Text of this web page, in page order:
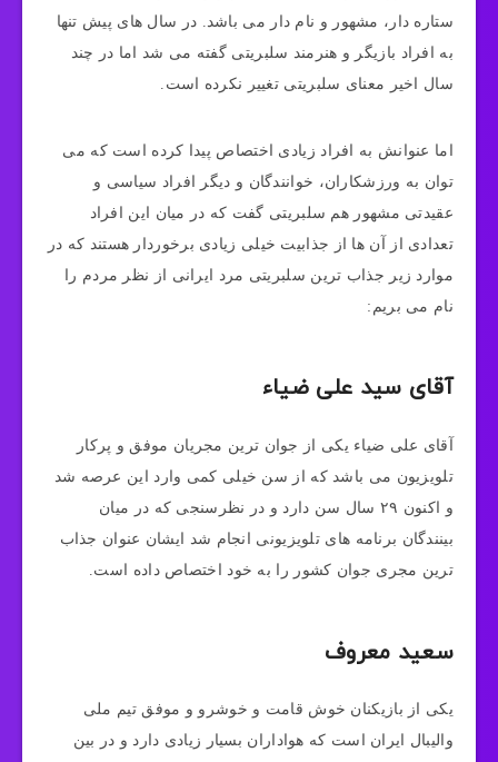
ستاره دار، مشهور و نام دار می باشد. در سال‌ های پیش تنها
به افراد بازیگر و هنرمند سلبریتی گفته می‌ شد اما در چند
سال اخیر معنای سلبریتی تغییر نکرده است.
اما عنوانش به افراد زیادی اختصاص پیدا کرده است که می
توان به ورزشکاران، خوانندگان و دیگر افراد سیاسی و
عقیدتی مشهور هم سلبریتی گفت که در میان این افراد
تعدادی از آن ها از جذابیت خیلی زیادی برخوردار هستند که در
موارد زیر جذاب ترین سلبریتی مرد ایرانی از نظر مردم را
نام می بریم:
آقای سید علی ضیاء
آقای علی ضیاء یکی از جوان ترین مجریان موفق و پرکار
تلویزیون می‌ باشد که از سن خیلی کمی وارد این عرصه شد
و اکنون ۲۹ سال سن دارد و در نظرسنجی که در میان
بینندگان برنامه های تلویزیونی انجام شد ایشان عنوان جذاب
ترین مجری جوان کشور را به خود اختصاص داده است.
سعید معروف
یکی از بازیکنان خوش قامت و خوشرو و موفق تیم ملی
والیبال ایران است که هواداران بسیار زیادی دارد و در بین